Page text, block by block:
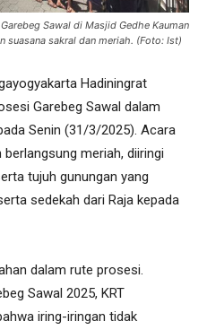
Sawal di Masjid Gedhe Kauman
suasana sakral dan meriah. (Foto: Ist)
Hadiningrat
Garebeg Sawal dalam
Senin (31/3/2025). Acara
meriah, diiringi
tujuh gunungan yang
sedekah dari Raja kepada
dalam rute prosesi.
Sawal 2025, KRT
iring-iringan tidak